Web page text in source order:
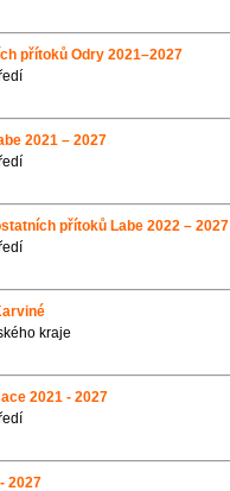
přítoků Odry 2021–2027
2021 – 2027
přítoků Labe 2022 – 2027
kraje
2021 - 2027
2027